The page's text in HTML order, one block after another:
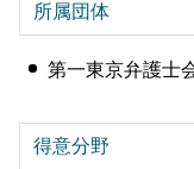
所属団体
第一東京弁護士
得意分野